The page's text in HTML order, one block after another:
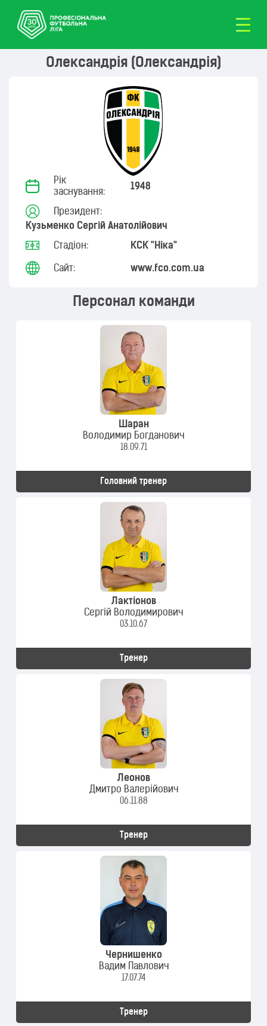
Олександрія (Олександрія)
Рік
заснування:
1948
Президент:
Кузьменко Сергій Анатолійович
Стадіон: КСК "Ніка"
Сайт: www.fco.com.ua
Персонал команди
Шаран
Володимир Богданович
18.09.71
Головний тренер
Лактіонов
Сергій Володимирович
03.10.67
Тренер
Леонов
Дмитро Валерійович
06.11.88
Тренер
Чернишенко
Вадим Павлович
17.07.74
Тренер